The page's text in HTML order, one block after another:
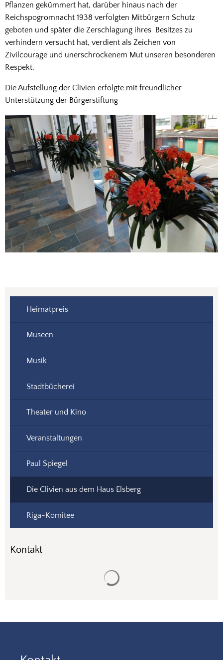
Pflanzen gekümmert hat, darüber hinaus nach der
Reichspogromnacht 1938 verfolgten Mitbürgern Schutz
geboten und später die Zerschlagung ihres Besitzes zu
verhindern versucht hat, verdient als Zeichen von
Zivilcourage und unerschrockenem Mut unseren besonderen
Respekt.
Die Aufstellung der Clivien erfolgte mit freundlicher
Unterstützung der Bürgerstiftung
Heimatpreis
Museen
Musik
Stadtbücherei
Theater und Kino
Veranstaltungen
Paul Spiegel
Die Clivien aus dem Haus Elsberg
Riga-Komitee
Kontakt